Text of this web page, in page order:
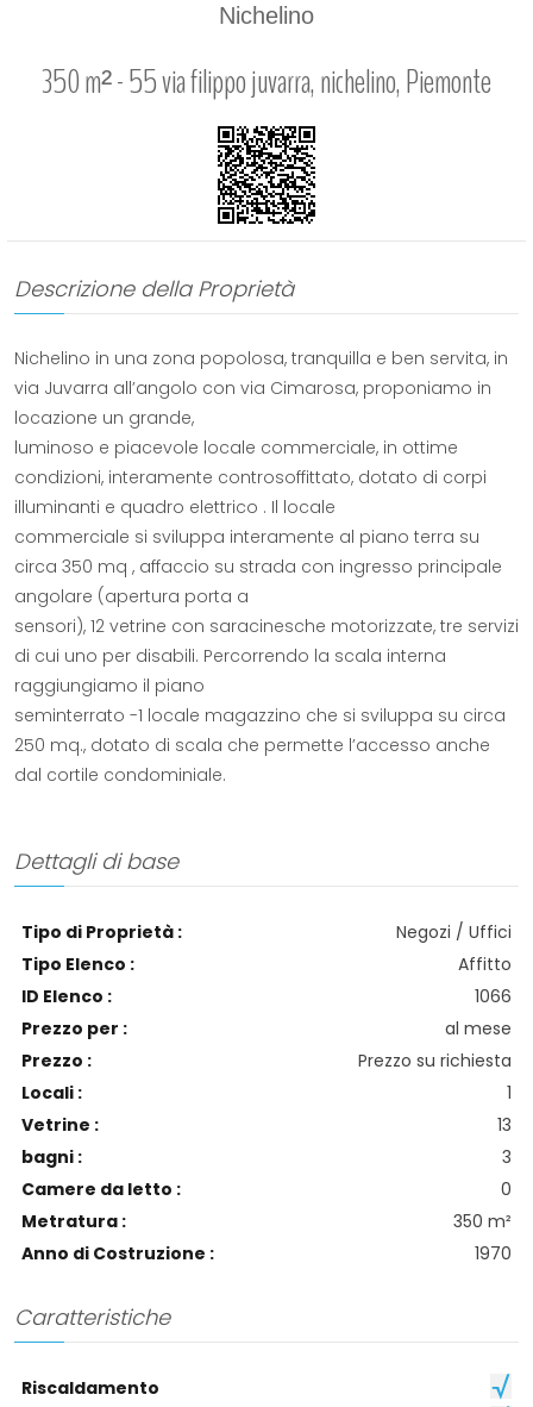
Nichelino
350 m² -55 via filippo juvarra, nichelino, Piemonte
Descrizione della Proprietà
Nichelino in una zona popolosa, tranquilla e ben servita, in
via Juvarra all’angolo con via Cimarosa, proponiamo in
locazione un grande,
luminoso e piacevole locale commerciale, in ottime
condizioni, interamente controsoffittato, dotato di corpi
illuminanti e quadro elettrico . Il locale
commerciale si sviluppa interamente al piano terra su
circa 350 mq , affaccio su strada con ingresso principale
angolare (apertura porta a
sensori), 12 vetrine con saracinesche motorizzate, tre servizi
di cui uno per disabili. Percorrendo la scala interna
raggiungiamo il piano
seminterrato -1 locale magazzino che si sviluppa su circa
250 mq., dotato di scala che permette l’accesso anche
dal cortile condominiale.
Dettagli di base
Tipo di Proprietà :
Negozi / Uffici
Tipo Elenco :
Affitto
ID Elenco :
1066
Prezzo per :
al mese
Prezzo :
Prezzo su richiesta
Locali :
1
Vetrine :
13
bagni :
3
Camere da letto :
0
Metratura :
350 m²
Anno di Costruzione :
1970
Caratteristiche
Riscaldamento